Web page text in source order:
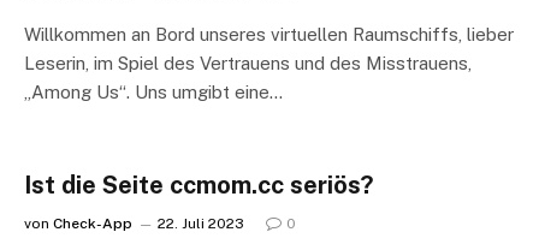
Willkommen an Bord unseres virtuellen Raumschiffs, lieber
Leserin, im Spiel des Vertrauens und des Misstrauens,
„Among Us“. Uns umgibt eine…
Ist die Seite ccmom.cc seriös?
von Check-App 22. Juli 2023 0